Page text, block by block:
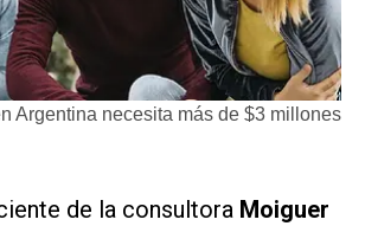
Argentina necesita más de $3 millones
de la consultora Moiguer